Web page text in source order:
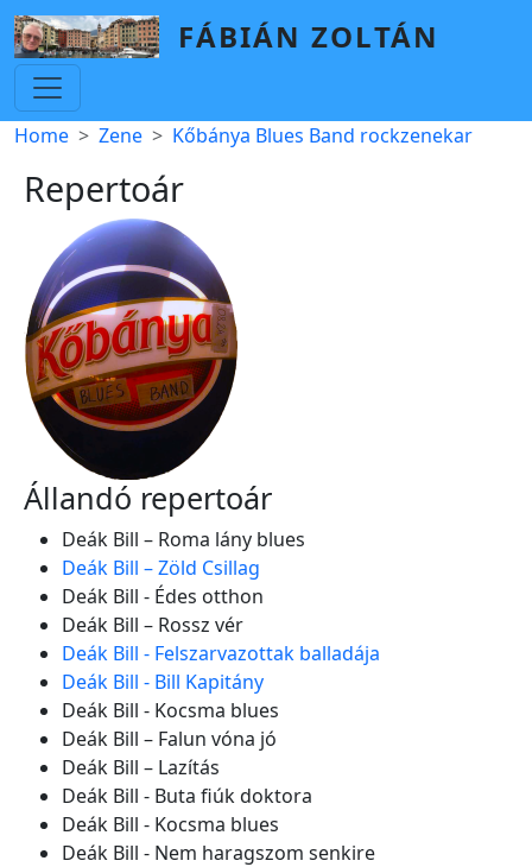
Skip to main content
FÁBIÁN ZOLTÁN
Breadcrumb
Home Zene Kőbánya Blues Band rockzenekar
Repertoár
Állandó repertoár
Deák Bill – Roma lány blues
Deák Bill – Zöld Csillag
Deák Bill - Édes otthon
Deák Bill – Rossz vér
Deák Bill - Felszarvazottak balladája
Deák Bill - Bill Kapitány
Deák Bill - Kocsma blues
Deák Bill – Falun vóna jó
Deák Bill – Lazítás
Deák Bill - Buta fiúk doktora
Deák Bill - Kocsma blues
Deák Bill - Nem haragszom senkire